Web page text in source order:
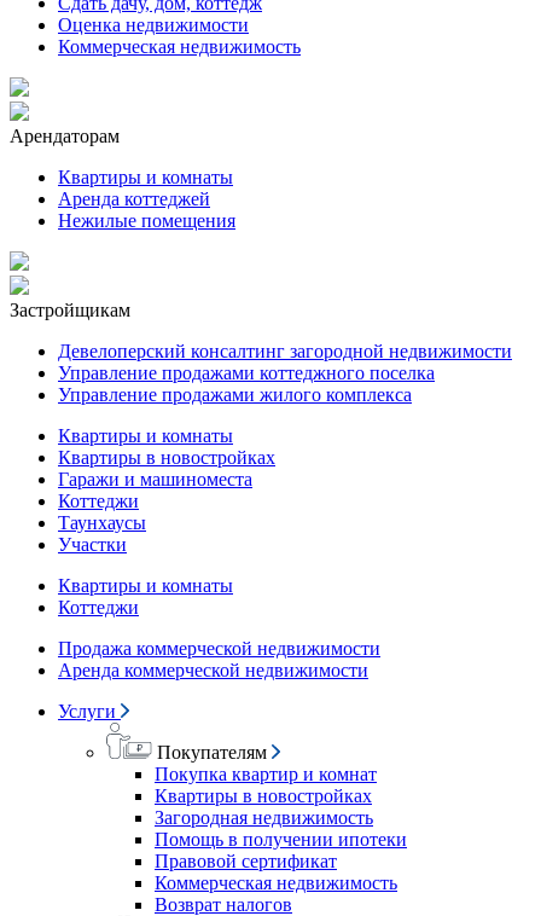
Оценка недвижимости
Коммерческая недвижимость
Арендаторам
Квартиры и комнаты
Аренда коттеджей
Нежилые помещения
Застройщикам
Девелоперский консалтинг загородной недвижимости
Управление продажами коттеджного поселка
Управление продажами жилого комплекса
Квартиры и комнаты
Квартиры в новостройках
Гаражи и машиноместа
Коттеджи
Таунхаусы
Участки
Квартиры и комнаты
Коттеджи
Продажа коммерческой недвижимости
Аренда коммерческой недвижимости
Услуги
Покупателям
Покупка квартир и комнат
Квартиры в новостройках
Загородная недвижимость
Помощь в получении ипотеки
Правовой сертификат
Коммерческая недвижимость
Возврат налогов